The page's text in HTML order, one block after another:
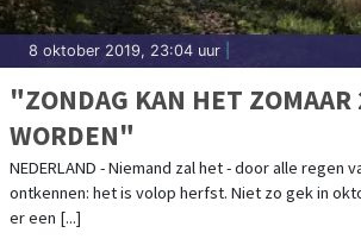
8 oktober 2019, 23:04 uur
"ZONDAG KAN HET ZOMAAR
WORDEN"
NEDERLAND - Niemand zal het - door alle regen
ontkennen: het is volop herfst. Niet zo gek in
er een [...]